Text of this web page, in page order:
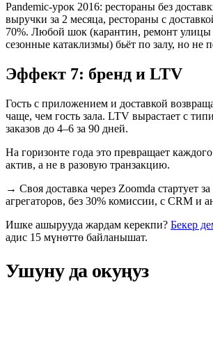
Pandemic-урок 2016: рестораны без
выручки за 2 месяца, рестораны с
70%. Любой шок (карантин, ремонт улицы
сезонные катаклизмы) бьёт по залу, но не
Эффект 7: бренд и LTV
Гость с приложением и доставкой
чаще, чем гость зала. LTV вырастает с
заказов до 4–6 за 90 дней.
На горизонте года это превращает
актив, а не в разовую транзакцию.
→ Своя доставка через Zoomda стартует
агрегаторов, без 30% комиссии, с CRM и
Ишке ашырууда жардам керекпи? Бекер
адис 15 мүнөттө байланышат.
Ушуну да окуңуз